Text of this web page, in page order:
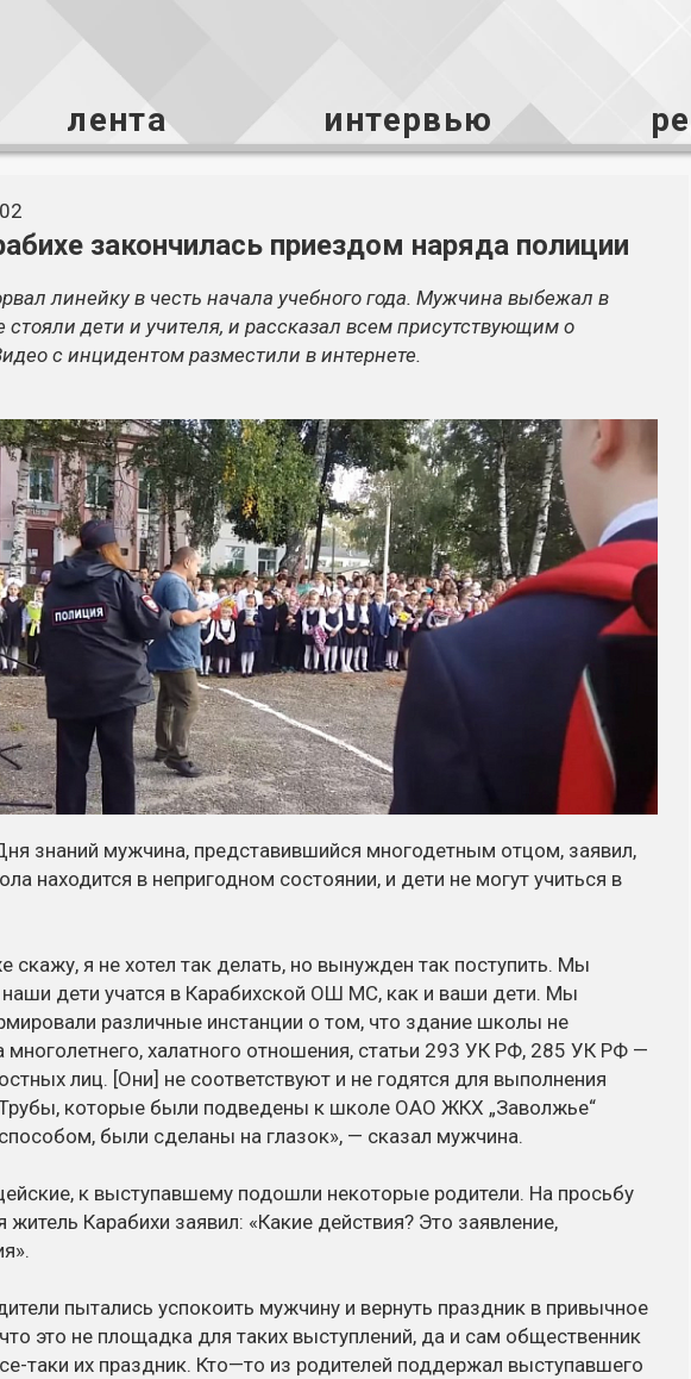
лента интервью
закончилась приездом наряда полиции
линейку в честь начала учебного года. Мужчина выбежал в
стояли дети и учителя, и рассказал всем присутствующим о
с инцидентом разместили в интернете.
знаний мужчина, представившийся многодетным отцом, заявил,
находится в непригодном состоянии, и дети не могут учиться в
скажу, я не хотел так делать, но вынужден так поступить. Мы
наши дети учатся в Карабихской ОШ МС, как и ваши дети. Мы
различные инстанции о том, что здание школы не
многолетнего, халатного отношения, статьи 293 УК РФ, 285 УК РФ —
лиц. [Они] не соответствуют и не годятся для выполнения
Трубы, которые были подведены к школе ОАО ЖКХ „Заволжье“
были сделаны на глазок», — сказал мужчина.
к выступавшему подошли некоторые родители. На просьбу
житель Карабихи заявил: «Какие действия? Это заявление,
пытались успокоить мужчину и вернуть праздник в привычное
это не площадка для таких выступлений, да и сам общественник
таки их праздник. Кто—то из родителей поддержал выступавшего